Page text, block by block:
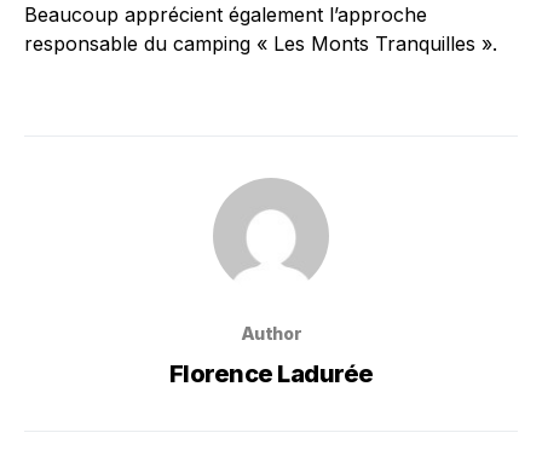
Beaucoup apprécient également l’approche
responsable du camping « Les Monts Tranquilles ».
Author
Florence Ladurée